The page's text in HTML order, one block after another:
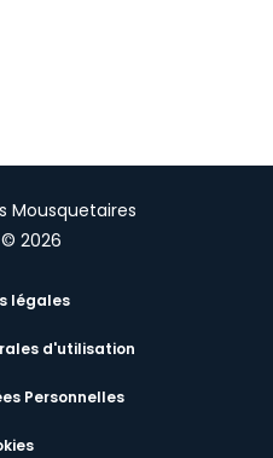
Mousquetaires
2026
légales
d'utilisation
Personnelles